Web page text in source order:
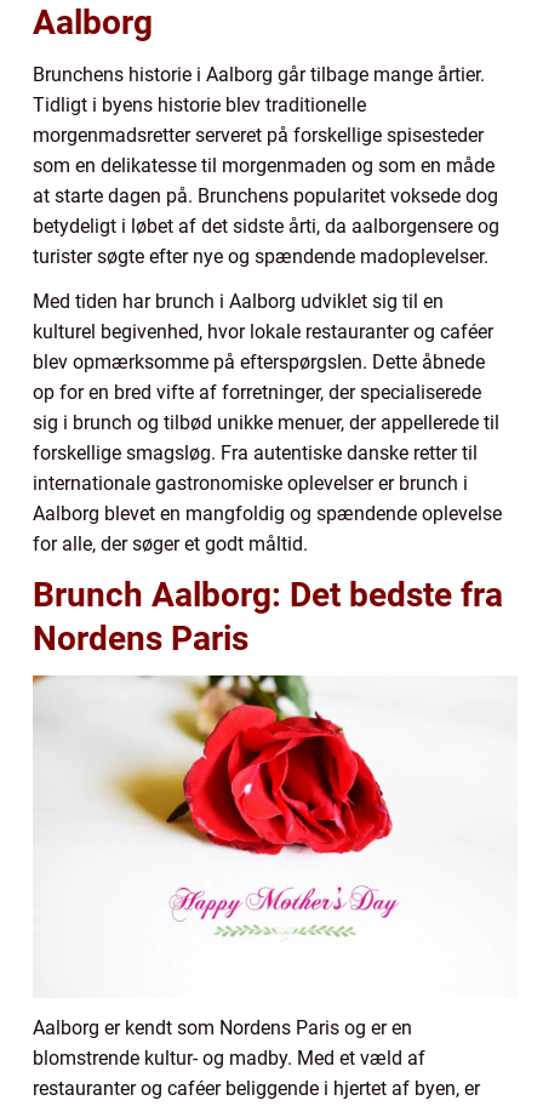
Aalborg
Brunchens historie i Aalborg går tilbage mange årtier.
Tidligt i byens historie blev traditionelle
morgenmadsretter serveret på forskellige spisesteder
som en delikatesse til morgenmaden og som en måde
at starte dagen på. Brunchens popularitet voksede dog
betydeligt i løbet af det sidste årti, da aalborgensere og
turister søgte efter nye og spændende madoplevelser.
Med tiden har brunch i Aalborg udviklet sig til en
kulturel begivenhed, hvor lokale restauranter og caféer
blev opmærksomme på efterspørgslen. Dette åbnede
op for en bred vifte af forretninger, der specialiserede
sig i brunch og tilbød unikke menuer, der appellerede til
forskellige smagsløg. Fra autentiske danske retter til
internationale gastronomiske oplevelser er brunch i
Aalborg blevet en mangfoldig og spændende oplevelse
for alle, der søger et godt måltid.
Brunch Aalborg: Det bedste fra
Nordens Paris
Aalborg er kendt som Nordens Paris og er en
blomstrende kultur- og madby. Med et væld af
restauranter og caféer beliggende i hjertet af byen, er